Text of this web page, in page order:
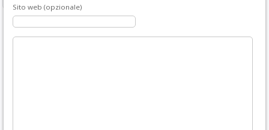
Sito web (opzionale)